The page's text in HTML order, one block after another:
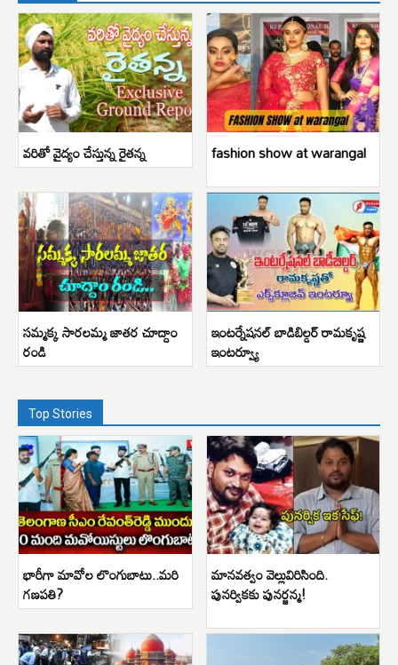
వరితో వైద్యం చేస్తున్న రైతన్న fashion show at warangal
సమ్మక్క సారలమ్మ జాతర చూద్దాం
రండి
ఇంటర్నేషనల్ బాడిబిల్డర్ రామకృష్ణ
ఇంటర్వ్యూ
Top Stories
భారీగా మావోల లొంగుబాటు..మరి
గణపతి?
మానవత్వం వెల్లువిరిసింది.
పునర్వికకు పునర్జన్మ!